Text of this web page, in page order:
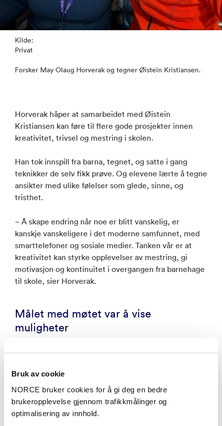
Bruk av cookie
NORCE bruker cookies for å gi deg en bedre
brukeropplevelse gjennom trafikkmålinger og
optimalisering av innhold.
Kilde:
Privat
Forsker May Olaug Horverak og tegner Øistein Kristiansen.
Horverak håper at samarbeidet med Øistein
Kristiansen kan føre til flere gode prosjekter innen
kreativitet, trivsel og mestring i skolen.
Han tok innspill fra barna, tegnet, og satte i gang
teknikker de selv fikk prøve. Og elevene lærte å tegne
ansikter med ulike følelser som glede, sinne, og
tristhet.
– Å skape endring når noe er blitt vanskelig, er
kanskje vanskeligere i det moderne samfunnet, med
smarttelefoner og sosiale medier. Tanken vår er at
kreativitet kan styrke opplevelser av mestring, gi
motivasjon og kontinuitet i overgangen fra barnehage
til skole, sier Horverak.
Målet med møtet var å vise
muligheter
Øistein hadde også en presentasjon for ansatte i
fra flere enheter, PPT-ansatte og kommunalsjef for
oppvekst var med.
Siste økt var i kommunens Nettverk for trygge